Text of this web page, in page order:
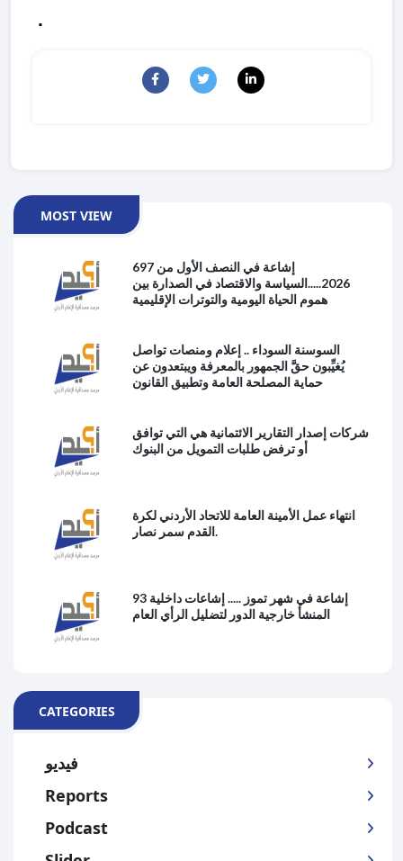
.
MOST VIEW
697 إشاعة في النصف الأول من
2026.....السياسة والاقتصاد في الصدارة بين
هموم الحياة اليومية والتوترات الإقليمية
السوسنة السوداء .. إعلام ومنصات تواصل
يُغيِّبون حقَّ الجمهور بالمعرفة ويبتعدون عن
حماية المصلحة العامة وتطبيق القانون
شركات إصدار التقارير الائتمانية هي التي توافق
أو ترفض طلبات التمويل من البنوك
انتهاء عمل الأمينة العامة للاتحاد الأردني لكرة
القدم سمر نصار.
93 إشاعة في شهر تموز ..... إشاعات داخلية
المنشأ خارجية الدور لتضليل الرأي العام
CATEGORIES
فيديو
Reports
Podcast